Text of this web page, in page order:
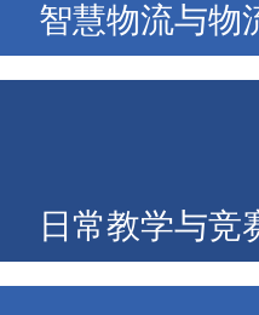
智慧物流与物
日常教学与竞